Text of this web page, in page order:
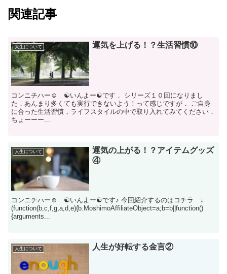
関連記事
人生について 運気を上げる！？生活習慣⑩
コンニチハー☺ ☯いんよー☯です． シリーズ１０回になりまし
た．あんまり多くても実行できないよう！って感じですが． ご自身
に合った生活習慣，ライフスタイルの中で取り入れてみてください．
ちょーーー...
人生について
運気の上がる！？アイテムグッズ
④
コンニチハー☺ ☯いんよー☯です♪ 今回紹介するのはコチラ ↓
(function(b,c,f,g,a,d,e){b.MoshimoAffiliateObject=a;b=b||function()
{arguments...
人生について 人生が好転する金言②